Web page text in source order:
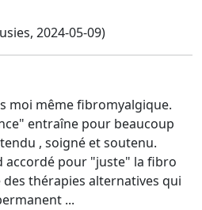
2024-05-09)
moi même fibromyalgique.
entraîne pour beaucoup
, soigné et soutenu.
accordé pour "juste" la fibro
thérapies alternatives qui
...